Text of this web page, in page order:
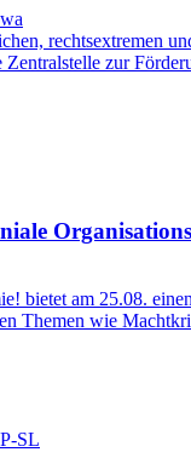
rechtsextremen
Zentralstelle zur
bietet am 25.08.
Themen wie
SL